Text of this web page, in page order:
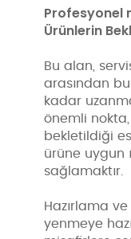
Profesyonel
Ürünlerin
Bu alan,
arasından
kadar
önemli
bekletildiği
ürüne uygun
sağlamaktır.
Hazırlama
yenmeye